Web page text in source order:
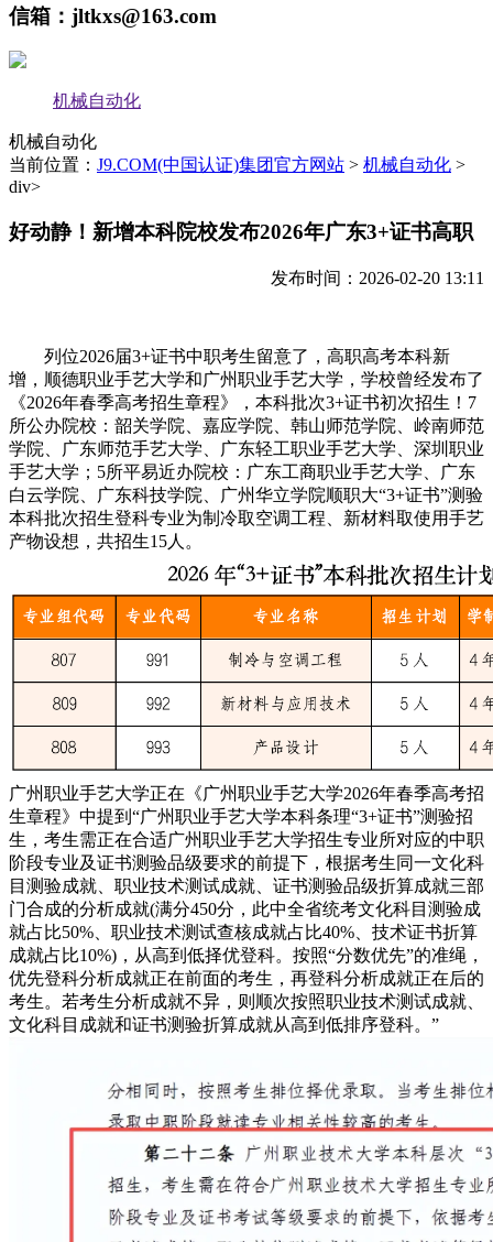
信箱：jltkxs@163.com
机械自动化
机械自动化
当前位置： J9.COM(中国认证)集团官方网站 > 机械自动化 >
div>
好动静！新增本科院校发布2026年广东3+证书高职
发布时间：2026-02-20 13:11
列位2026届3+证书中职考生留意了，高职高考本科新
增，顺德职业手艺大学和广州职业手艺大学，学校曾经发布了
《2026年春季高考招生章程》，本科批次3+证书初次招生！7
所公办院校：韶关学院、嘉应学院、韩山师范学院、岭南师范
学院、广东师范手艺大学、广东轻工职业手艺大学、深圳职业
手艺大学；5所平易近办院校：广东工商职业手艺大学、广东
白云学院、广东科技学院、广州华立学院顺职大“3+证书”测验
本科批次招生登科专业为制冷取空调工程、新材料取使用手艺
产物设想，共招生15人。
广州职业手艺大学正在《广州职业手艺大学2026年春季高考招
生章程》中提到“广州职业手艺大学本科条理“3+证书”测验招
生，考生需正在合适广州职业手艺大学招生专业所对应的中职
阶段专业及证书测验品级要求的前提下，根据考生同一文化科
目测验成就、职业技术测试成就、证书测验品级折算成就三部
门合成的分析成就(满分450分，此中全省统考文化科目测验成
就占比50%、职业技术测试查核成就占比40%、技术证书折算
成就占比10%)，从高到低择优登科。按照“分数优先”的准绳，
优先登科分析成就正在前面的考生，再登科分析成就正在后的
考生。若考生分析成就不异，则顺次按照职业技术测试成就、
文化科目成就和证书测验折算成就从高到低排序登科。”